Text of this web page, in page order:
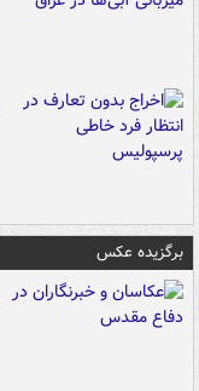
برگزیده عکس